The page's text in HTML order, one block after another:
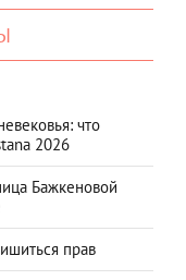
что
2026
Бажкеновой
прав